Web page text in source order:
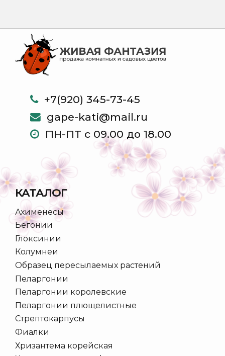
+7(920) 345-73-45
gape-kati@mail.ru
ПН-ПТ с 09.00 до 18.00
КАТАЛОГ
Ахименесы
Бегонии
Глоксинии
Колумнеи
Образец пересылаемых растений
Пеларгонии
Пеларгонии королевские
Пеларгонии плющелистные
Стрептокарпусы
Фиалки
Хризантема корейская